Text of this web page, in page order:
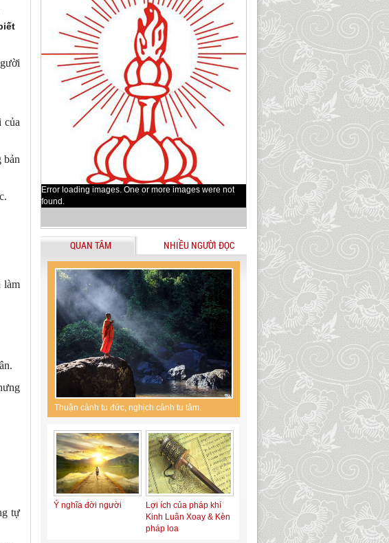
của
bản
làm
tự
Error loading images. One or more images were not
found.
QUAN TÂM NHIỀU NGƯỜI ĐỌC
Thuận cảnh tu đức, nghịch cảnh tu tâm.
Ý nghĩa đời người
Lợi ích của pháp khí
Kinh Luân Xoay & Kèn
pháp loa